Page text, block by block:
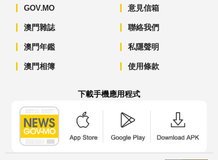
GOV.MO
澳門雜誌
澳門年鑑
澳門相簿
意見信箱
聯絡我們
私隱聲明
使用條款
下載手機應用程式